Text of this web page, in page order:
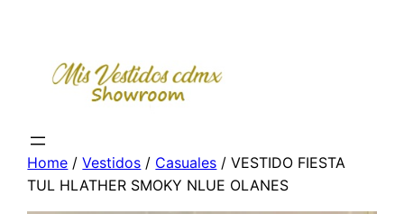
content
Home /Vestidos / Casuales / VESTIDO FIESTA
TUL HLATHER SMOKY NLUE OLANES